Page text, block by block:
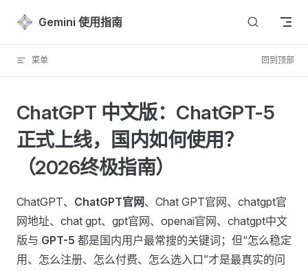
Skip to content
Gemini 使用指南
菜单 回到顶部
ChatGPT 中文版：ChatGPT-5
正式上线，国内如何使用？
（2026终极指南）
ChatGPT、 ChatGPT官网、Chat GPT官网、chatgpt官
网地址、chat gpt、gpt官网、openai官网、chatgpt中文
版与 GPT-5 都是国内用户最常搜的关键词；但“怎么稳定
用、怎么注册、怎么付费、怎么选入口”才是最真实的问